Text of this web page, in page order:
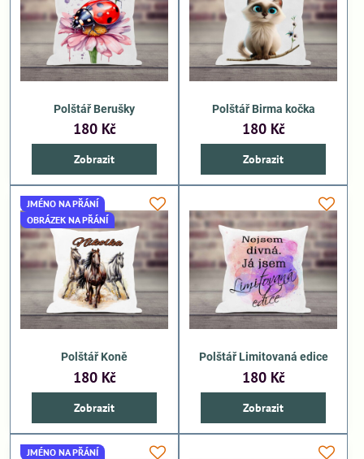
Polštář Berušky
180 Kč
Zobrazit
Polštář Birma kočka
180 Kč
Zobrazit
JMÉNO NA PŘÁNÍ
OBRÁZEK NA PŘÁNÍ
Polštář Koně
180 Kč
Zobrazit
Polštář Limitovaná edice
180 Kč
Zobrazit
JMÉNO NA PŘÁNÍ